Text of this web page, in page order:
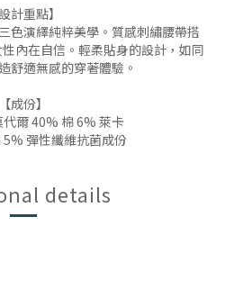
設計重點】
色演繹純粹美學。質感刺繡腰帶搭
內在自信。輕柔貼身的設計，如同
舒適無感的穿著體驗。
【成份】
爾 40% 棉 6% 萊卡
彈性纖維抗菌成份
details